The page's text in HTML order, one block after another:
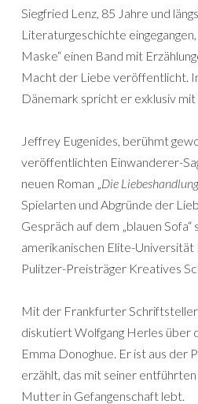
Siegfried Lenz, 85 Jahre und
Literaturgeschichte
Maske“ einen Band mit
Macht der Liebe veröffentlicht.
Dänemark spricht er exklusiv
Jeffrey Eugenides, berühmt
veröffentlichten Einwanderer-
neuen Roman „Die Liebeshandlung
Spielarten und Abgründe der
Gespräch auf dem „blauen
amerikanischen Elite-
Pulitzer-Preisträger Kreatives
Mit der Frankfurter
diskutiert Wolfgang Herles über
Emma Donoghue. Er ist aus der
erzählt, das mit seiner
Mutter in Gefangenschaft lebt.